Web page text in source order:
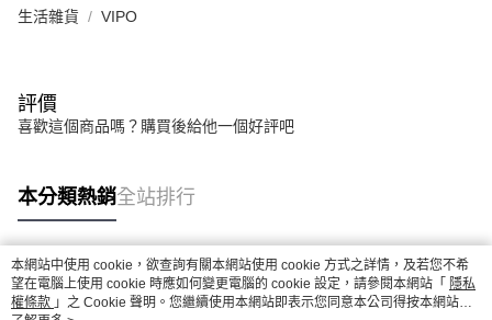
生活雜貨 VIPO
評價
喜歡這個商品嗎？購買後給他一個好評吧
本分類熱銷全站排行
熱門標籤
本網站中使用 cookie，欲查詢有關本網站使用 cookie 方式之詳情，及若您不希
望在電腦上使用 cookie 時應如何變更電腦的 cookie 設定，請參閱本網站「 隱私
權條款 」之 Cookie 聲明。您繼續使用本網站即表示您同意本公司得按本網站使